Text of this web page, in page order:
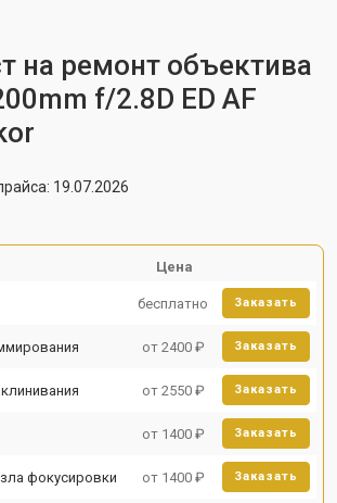
на ремонт объектива
f/2.8D ED AF
19.07.2026
Цена
бесплатно Заказать
от 2400 ₽ Заказать
от 2550 ₽ Заказать
от 1400 ₽ Заказать
фокусировки от 1400 ₽ Заказать